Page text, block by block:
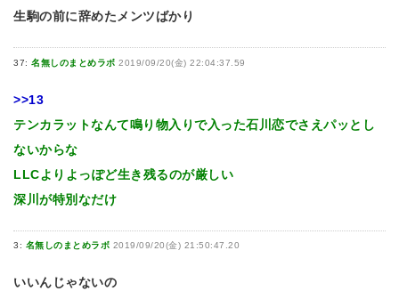
生駒の前に辞めたメンツばかり
37: 名無しのまとめラボ 2019/09/20(金) 22:04:37.59
>>13
テンカラットなんて鳴り物入りで入った石川恋でさえパッとし
ないからな
LLCよりよっぽど生き残るのが厳しい
深川が特別なだけ
3: 名無しのまとめラボ 2019/09/20(金) 21:50:47.20
いいんじゃないの